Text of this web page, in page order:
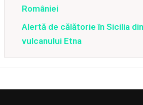
României
Alertă de călătorie în Sicilia
vulcanului Etna